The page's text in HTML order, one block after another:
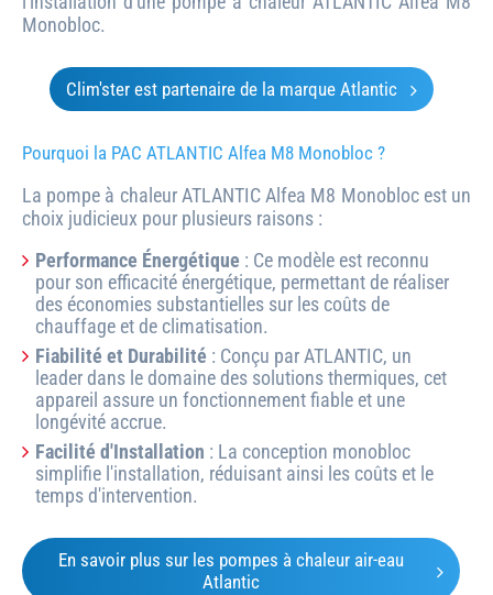
Monobloc.
Clim'ster est partenaire de la marque Atlantic
Pourquoi la PAC ATLANTIC Alfea M8 Monobloc ?
La pompe à chaleur ATLANTIC Alfea M8 Monobloc est un
choix judicieux pour plusieurs raisons :
Performance Énergétique : Ce modèle est reconnu
pour son efficacité énergétique, permettant de réaliser
des économies substantielles sur les coûts de
chauffage et de climatisation.
Fiabilité et Durabilité : Conçu par ATLANTIC, un
leader dans le domaine des solutions thermiques, cet
appareil assure un fonctionnement fiable et une
longévité accrue.
Facilité d'Installation : La conception monobloc
simplifie l'installation, réduisant ainsi les coûts et le
temps d'intervention.
En savoir plus sur les pompes à chaleur air-eau
Atlantic